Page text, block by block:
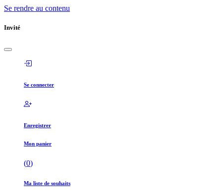
Se rendre au contenu
Invité
Se connecter
Enregistrer
Mon panier
(0)
Ma liste de souhaits